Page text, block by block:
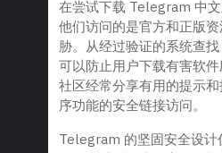
在尝试下载 Telegram 中
他们访问的是官方和正版
胁。从经过验证的系统查
可以防止用户下载有害软
社区经常分享有用的提示
序功能的安全链接访问。
Telegram 的坚固安全设计